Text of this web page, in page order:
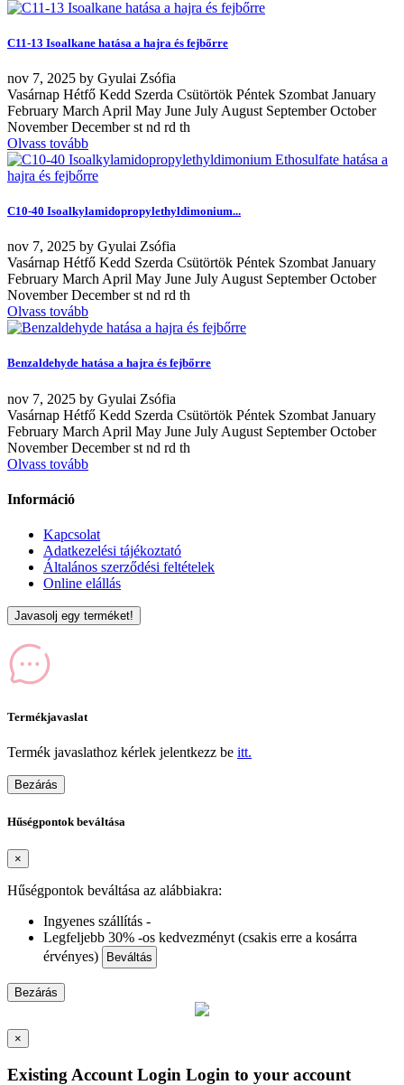
C11-13 Isoalkane hatása a hajra és fejbőrre
nov 7, 2025 by Gyulai Zsófia
Vasárnap Hétfő Kedd Szerda Csütörtök Péntek Szombat January
February March April May June July August September October
November December st nd rd th
Olvass tovább
C10-40 Isoalkylamidopropylethyldimonium...
nov 7, 2025 by Gyulai Zsófia
Vasárnap Hétfő Kedd Szerda Csütörtök Péntek Szombat January
February March April May June July August September October
November December st nd rd th
Olvass tovább
Benzaldehyde hatása a hajra és fejbőrre
nov 7, 2025 by Gyulai Zsófia
Vasárnap Hétfő Kedd Szerda Csütörtök Péntek Szombat January
February March April May June July August September October
November December st nd rd th
Olvass tovább
Információ
Kapcsolat
Adatkezelési tájékoztató
Általános szerződési feltételek
Online elállás
Javasolj egy terméket!
Termékjavaslat
Termék javaslathoz kérlek jelentkezz be itt.
Bezárás
Hűségpontok beváltása
×
Hűségpontok beváltása az alábbiakra:
Ingyenes szállítás -
Legfeljebb 30% -os kedvezményt (csakis erre a kosárra
érvényes)
Beváltás
Bezárás
×
Existing Account Login Login to your account